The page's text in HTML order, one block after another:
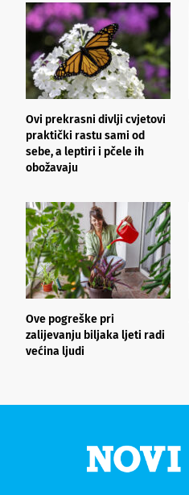
Ovi prekrasni divlji cvjetovi
praktički rastu sami od
sebe, a leptiri i pčele ih
obožavaju
Ove pogreške pri
zalijevanju biljaka ljeti radi
većina ljudi